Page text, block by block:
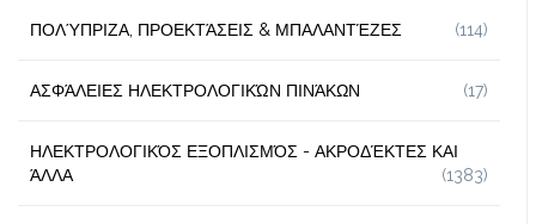
ΠΟΛΎΠΡΙΖΑ, ΠΡΟΕΚΤΆΣΕΙΣ & ΜΠΑΛΑΝΤΈΖΕΣ (114)
ΑΣΦΆΛΕΙΕΣ ΗΛΕΚΤΡΟΛΟΓΙΚΏΝ ΠΙΝΆΚΩΝ (17)
ΗΛΕΚΤΡΟΛΟΓΙΚΌΣ ΕΞΟΠΛΙΣΜΌΣ - ΑΚΡΟΔΈΚΤΕΣ ΚΑΙ
ΆΛΛΑ
(1383)